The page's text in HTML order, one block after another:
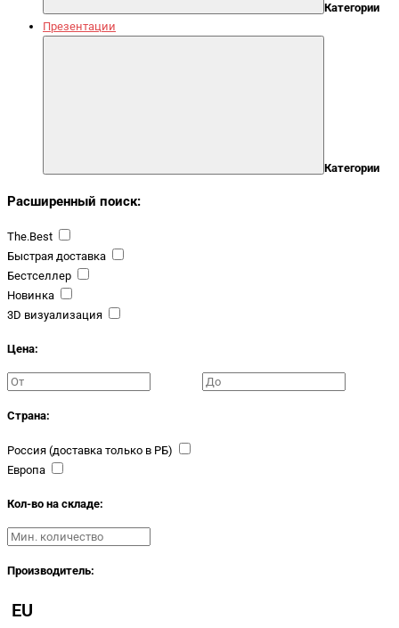
Категории
Презентации
Категории
Расширенный поиск:
The.Best
Быстрая доставка
Бестселлер
Новинка
3D визуализация
Цена:
Страна:
Россия (доставка только в РБ)
Европа
Кол-во на складе:
Производитель:
EU